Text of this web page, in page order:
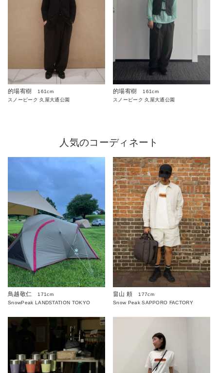
的場宥樹
161cm
スノーピーク 久屋大通公園
的場宥樹
161cm
スノーピーク 久屋大通公園
人気のコーディネート
鳥越敬仁
171cm
SnowPeak LANDSTATION TOKYO
畠山 頼
177cm
Snow Peak SAPPORO FACTORY